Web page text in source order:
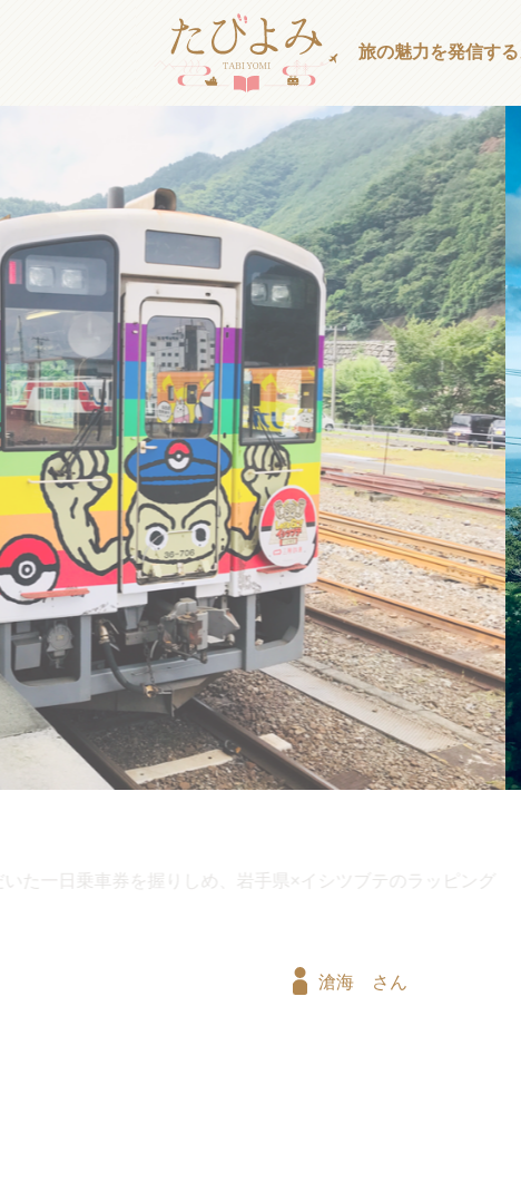
旅の魅力を発信する
滄海 さん